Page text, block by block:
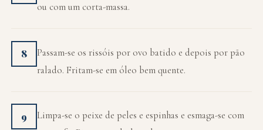
ou com um corta-massa.
8
Passam-se os rissóis por ovo batido e depois por pão
ralado. Fritam-se em óleo bem quente.
9
Limpa-se o peixe de peles e espinhas e esmaga-se com